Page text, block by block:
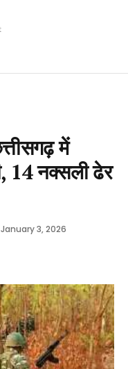
में
14 नक्सली ढेर
January 3, 2026